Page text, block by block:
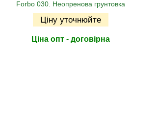
Forbo 030. Неопренова грунтовка
Ціну уточнюйте
Ціна опт - договірна